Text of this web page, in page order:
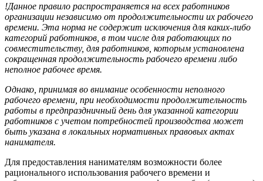
!Данное правило распространяется на всех работников
организации независимо от продолжительности их рабочего
времени. Эта норма не содержит исключения для каких-либо
категорий работников, в том числе для работающих по
совместительству, для работников, которым установлена
сокращенная продолжительность рабочего времени либо
неполное рабочее время.
Однако, принимая во внимание особенности неполного
рабочего времени, при необходимости продолжительность
работы в предпраздничный день для указанной категории
работников с учетом потребностей производства может
быть указана в локальных нормативных правовых актах
нанимателя.
Для предоставления нанимателям возможности более
рационального использования рабочего времени и